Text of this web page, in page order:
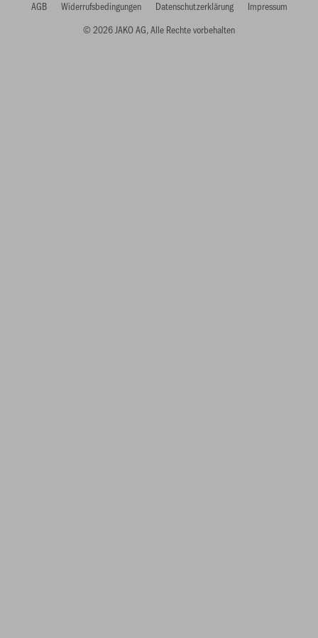
© 2026 JAKO AG, Alle Rechte vorbehalten
AGB Widerrufsbedingungen Datenschutzerklärung Impressum